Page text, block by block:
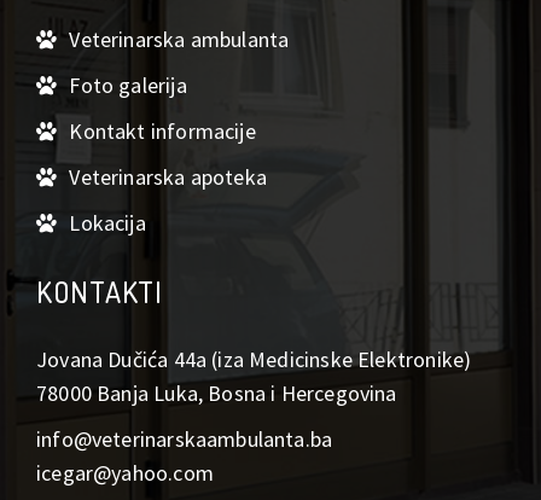
Veterinarska ambulanta
Foto galerija
Kontakt informacije
Veterinarska apoteka
Lokacija
KONTAKTI
Jovana Dučića 44a (iza Medicinske Elektronike)
78000 Banja Luka, Bosna i Hercegovina
info@veterinarskaambulanta.ba
icegar@yahoo.com